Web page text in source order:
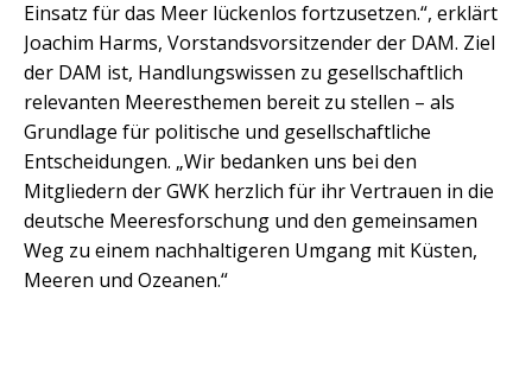
Einsatz für das Meer lückenlos fortzusetzen.“, erklärt
Joachim Harms, Vorstandsvorsitzender der DAM. Ziel
der DAM ist, Handlungswissen zu gesellschaftlich
relevanten Meeresthemen bereit zu stellen – als
Grundlage für politische und gesellschaftliche
Entscheidungen. „Wir bedanken uns bei den
Mitgliedern der GWK herzlich für ihr Vertrauen in die
deutsche Meeresforschung und den gemeinsamen
Weg zu einem nachhaltigeren Umgang mit Küsten,
Meeren und Ozeanen.“